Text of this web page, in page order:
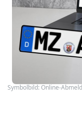
Symbolbild: Online-